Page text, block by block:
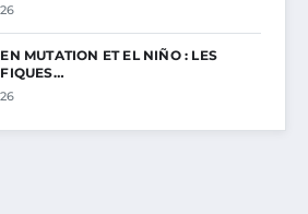
MUTATION ET EL NIÑO : LES